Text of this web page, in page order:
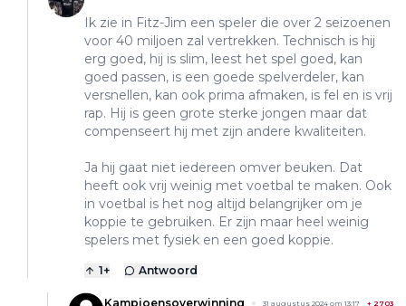
Ik zie in Fitz-Jim een speler die over 2 seizoenen
voor 40 miljoen zal vertrekken. Technisch is hij
erg goed, hij is slim, leest het spel goed, kan
goed passen, is een goede spelverdeler, kan
versnellen, kan ook prima afmaken, is fel en is vrij
rap. Hij is geen grote sterke jongen maar dat
compenseert hij met zijn andere kwaliteiten.
Ja hij gaat niet iedereen omver beuken. Dat
heeft ook vrij weinig met voetbal te maken. Ook
in voetbal is het nog altijd belangrijker om je
koppie te gebruiken. Er zijn maar heel weinig
spelers met fysiek en een goed koppie.
1+ Antwoord
Kampioensoverwinning 31 augustus 2024 om 13:17 + 2703